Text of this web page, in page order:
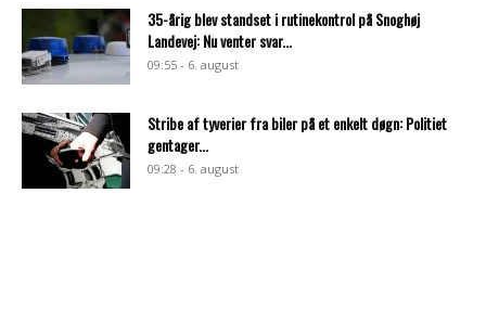
35-årig blev standset i rutinekontrol på Snoghøj
Landevej: Nu venter svar...
09:55 - 6. august
Stribe af tyverier fra biler på et enkelt døgn: Politiet
gentager...
09:28 - 6. august